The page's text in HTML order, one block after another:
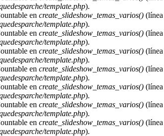
template.php).
en create_slideshow_temas_varios()(línea
template.php).
en create_slideshow_temas_varios()(línea
template.php).
en create_slideshow_temas_varios()(línea
template.php).
en create_slideshow_temas_varios()(línea
template.php).
en create_slideshow_temas_varios()(línea
template.php).
en create_slideshow_temas_varios()(línea
template.php).
en create_slideshow_temas_varios()(línea
template.php).